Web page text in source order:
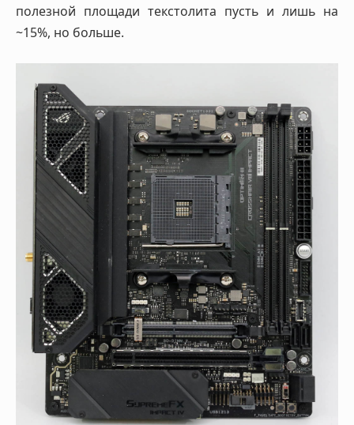
полезной площади текстолита пусть и лишь на
~15%, но больше.